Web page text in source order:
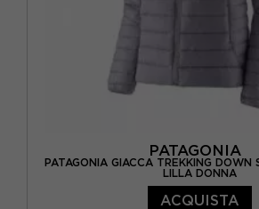
PATAGONIA
PATAGONIA GIACCA TREKKING DOWN
LILLA DONNA
ACQUISTA